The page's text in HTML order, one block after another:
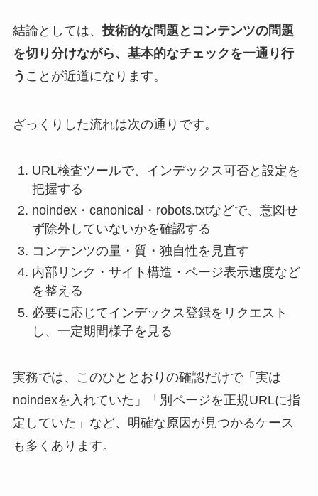
結論としては、 技術的な問題とコンテンツの問題
を切り分けながら、基本的なチェックを一通り行
う ことが近道になります。
ざっくりした流れは次の通りです。
URL検査ツールで、インデックス可否と設定を
把握する
noindex・canonical・robots.txtなどで、意図せ
ず除外していないかを確認する
コンテンツの量・質・独自性を見直す
内部リンク・サイト構造・ページ表示速度など
を整える
必要に応じてインデックス登録をリクエスト
し、一定期間様子を見る
実務では、このひととおりの確認だけで「実は
noindexを入れていた」「別ページを正規URLに指
定していた」など、明確な原因が見つかるケース
も多くあります。